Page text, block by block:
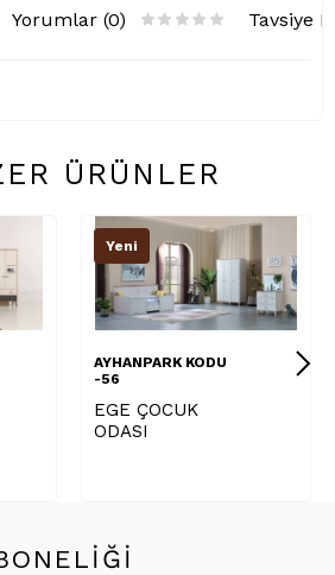
Yorumlar (0) Tavsiye
ÜRÜNLER
Yeni
AYHANPARK KODU
-56
EGE ÇOCUK
ODASI